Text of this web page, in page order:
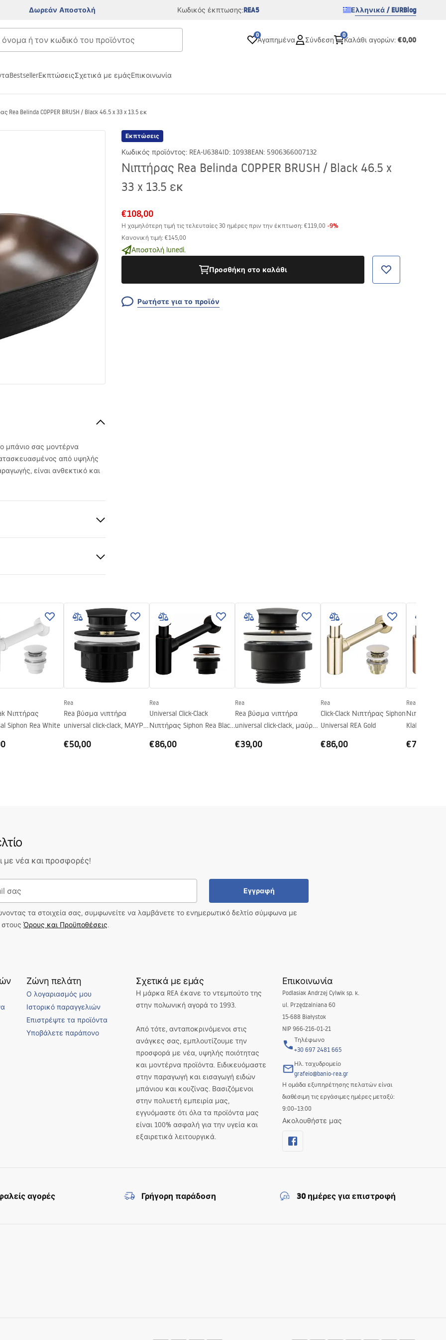
Δωρεάν Αποστολή Κωδικός έκπτωσης:REA5 Ελληνικά / EURBlog
0
Αγαπημένα Σύνδεση
0
Καλάθι αγορών: €0,00
BestsellerΕκπτώσειςΣχετικά με εμάςΕπικοινωνία
Rea Belinda COPPER BRUSH / Black 46.5 x 33 x 13.5 εκ
Εκπτώσεις
Κωδικός προϊόντος: REA-U6384ID: 10938EAN: 5906366007132
Νιπτήρας Rea Belinda COPPER BRUSH / Black 46.5 x
33 x 13.5 εκ
€108,00
Η χαμηλότερη τιμή τις τελευταίες 30 ημέρες πριν την έκπτωση: €119,00 -9%
Κανονική τιμή: €145,00
Αποστολή lunedì.
Προσθήκη στο καλάθι
Ρωτήστε για το προϊόν
μπάνιο σας μοντέρνα
από υψηλής
είναι ανθεκτικό και
εγγύησης
Νιπτήρας
Siphon Rea White
Rea
Rea βύσμα νιπτήρα
universal click-clack, ΜΑΥΡΟ
€50,00
Rea
Universal Click-Clack
Νιπτήρας Siphon Rea Black
€86,00
Rea
Rea βύσμα νιπτήρα
universal click-clack, μαύρο
€39,00
Rea
Click-Clack Νιπτήρας Siphon
Universal REA Gold
€86,00
Rea
Νιπτήρας
Klak Siphon
€75,00
με νέα και προσφορές!
Εγγραφή
τα στοιχεία σας, συμφωνείτε να λαμβάνετε το ενημερωτικό δελτίο σύμφωνα με
στους Όρους και Προϋποθέσεις.
Ζώνη πελάτη
Ο λογαριασμός μου
Ιστορικό παραγγελιών
Επιστρέψτε τα προϊόντα
Υποβάλετε παράπονο
Σχετικά με εμάς
Η μάρκα REA έκανε το ντεμπούτο της
στην πολωνική αγορά το 1993.
Από τότε, ανταποκρινόμενοι στις
ανάγκες σας, εμπλουτίζουμε την
προσφορά με νέα, υψηλής ποιότητας
και μοντέρνα προϊόντα. Ειδικευόμαστε
στην παραγωγή και εισαγωγή ειδών
μπάνιου και κουζίνας. Βασιζόμενοι
στην πολυετή εμπειρία μας,
εγγυόμαστε ότι όλα τα προϊόντα μας
είναι 100% ασφαλή για την υγεία και
εξαιρετικά λειτουργικά.
Επικοινωνία
Podlasiak Andrzej Cylwik sp. k.
ul. Przędzalniana 60
15-688 Białystok
NIP 966-216-01-21
Τηλέφωνο
+30 697 2481 665
Ηλ. ταχυδρομείο
grafeio@banio-rea.gr
Η ομάδα εξυπηρέτησης πελατών είναι
διαθέσιμη τις εργάσιμες ημέρες μεταξύ:
9:00–13:00
Ακολουθήστε μας
αγορές Γρήγορη παράδοση 30 ημέρες για επιστροφή